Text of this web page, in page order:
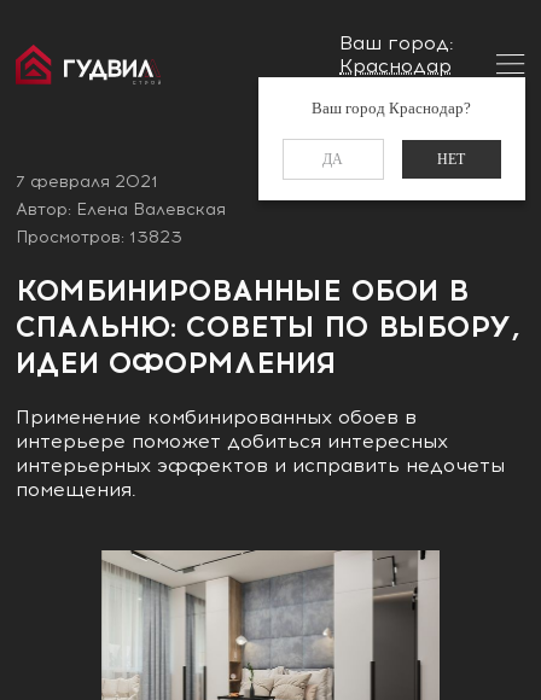
Ваш город:
Краснодар
Ваш город Краснодар?
ДА НЕТ
Заказать звонок
7 февраля 2021
Автор: Елена Валевская
Просмотров: 13823
КОМБИНИРОВАННЫЕ ОБОИ В
СПАЛЬНЮ: СОВЕТЫ ПО ВЫБОРУ,
ИДЕИ ОФОРМЛЕНИЯ
Применение комбинированных обоев в
интерьере поможет добиться интересных
интерьерных эффектов и исправить недочеты
помещения.